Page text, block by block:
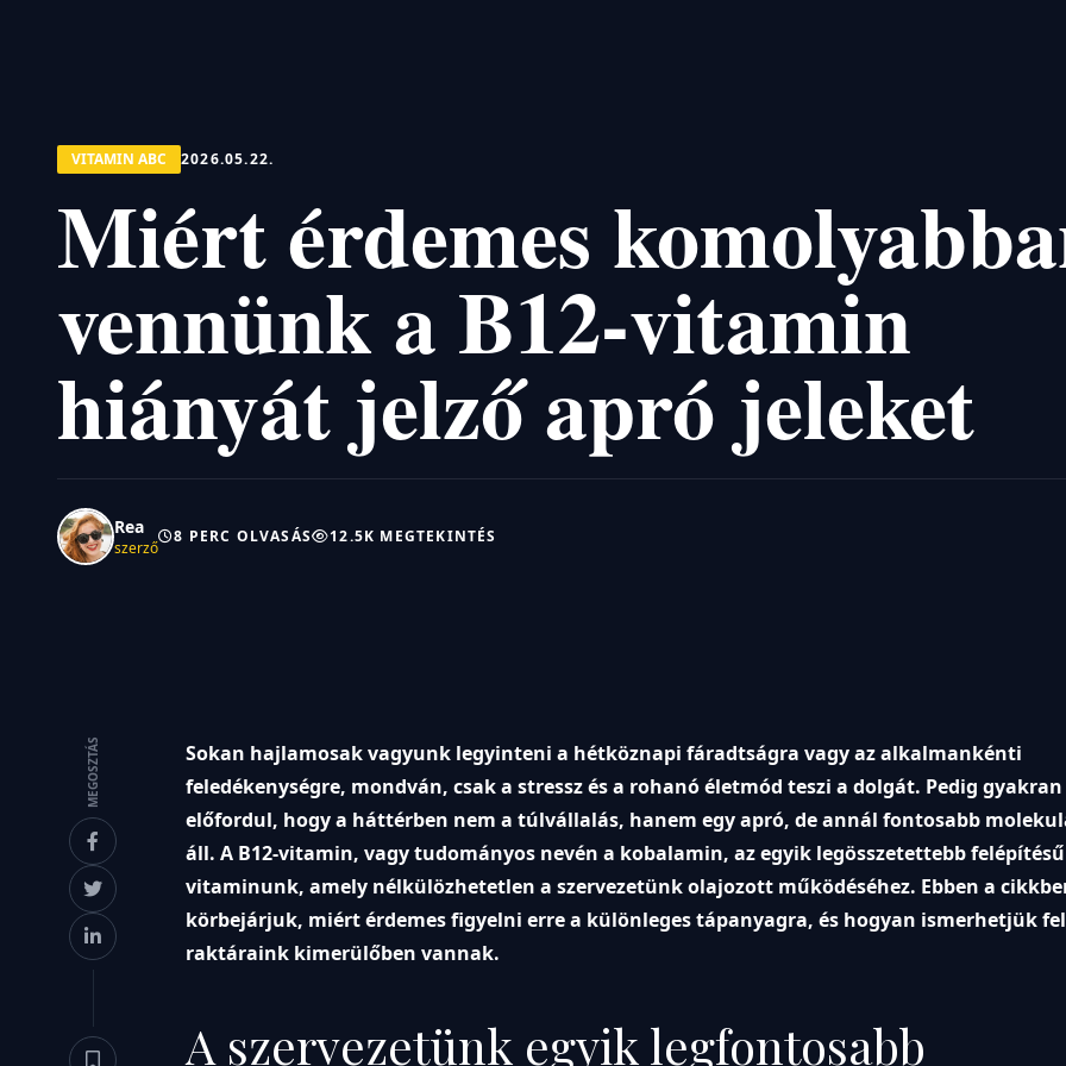
VITAMIN ABC 2026.05.22.
Miért érdemes
vennünk a B12-vitamin
hiányát jelző apró jeleket
Rea
szerző
8 PERC OLVASÁS 12.5K MEGTEKINTÉS
MEGOSZTÁS
Sokan hajlamosak vagyunk legyinteni a hétköznapi fáradtságra vagy az alkalmankénti
feledékenységre, mondván, csak a stressz és a rohanó életmód teszi a dolgát. Pedig gyakran
előfordul, hogy a háttérben nem a túlvállalás, hanem egy apró, de annál fontosabb
áll. A B12-vitamin, vagy tudományos nevén a kobalamin, az egyik legösszetettebb felépítésű
vitaminunk, amely nélkülözhetetlen a szervezetünk olajozott működéséhez. Ebben a
körbejárjuk, miért érdemes figyelni erre a különleges tápanyagra, és hogyan ismerhetjük
raktáraink kimerülőben vannak.
A szervezetünk egyik legfontosabb